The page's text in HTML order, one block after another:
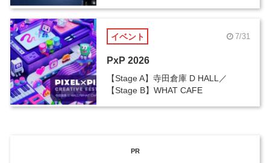
イベント 7/31
PxP 2026
【Stage A】寺田倉庫 D HALL／
【Stage B】WHAT CAFE
PR